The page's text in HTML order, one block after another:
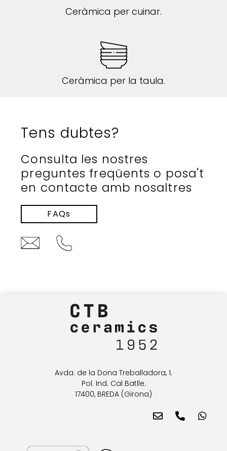
Ceràmica per cuinar.
Ceràmica per la taula.
Tens dubtes?
Consulta les nostres
preguntes freqüents o posa't
en contacte amb nosaltres
FAQs
Avda. de la Dona Treballadora, 1.
Pol. Ind. Cal Batlle.
17400, BREDA (Girona)